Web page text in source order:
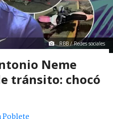
RBB / Redes sociales
Neme
tránsito: chocó